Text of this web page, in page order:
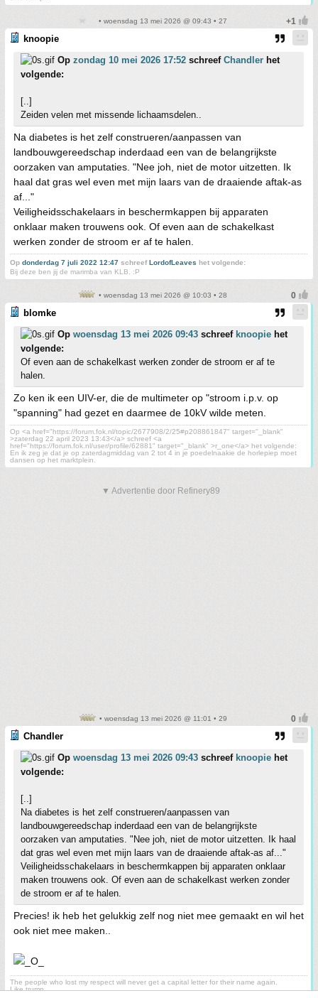
• woensdag 13 mei 2026 @ 09:43 • 27
knoopie
Op zondag 10 mei 2026 17:52 schreef Chandler het
volgende:
[..]
Zeiden velen met missende lichaamsdelen..
Na diabetes is het zelf construeren/aanpassen van
landbouwgereedschap inderdaad een van de belangrijkste
oorzaken van amputaties. "Nee joh, niet de motor uitzetten. Ik
haal dat gras wel even met mijn laars van de draaiende aftak-as
af..."
Veiligheidsschakelaars in beschermkappen bij apparaten
onklaar maken trouwens ook. Of even aan de schakelkast
werken zonder de stroom er af te halen.
Op donderdag 7 juli 2022 12:47 schreefLordofLeaves het volgende:
Bij deze ben jij de marimba van KLB. :P
• woensdag 13 mei 2026 @ 10:03 • 28
blomke
Op woensdag 13 mei 2026 09:43 schreef knoopie het
volgende:
Of even aan de schakelkast werken zonder de stroom er af te
halen.
Zo ken ik een UIV-er, die de multimeter op "stroom i.p.v. op
"spanning" had gezet en daarmee de 10kV wilde meten.
Op <a href="https://forum.fok.nl/topic/2677908/2/25#p208861847" target="_blank"
>zaterdag 22 april 2023 13:43</a> schreef <a
href="https://forum.fok.nl/user/profile/62881" target="_blank" >r_one</a> het volgende:
En ik zeg je dat je op zaterdagmiddag van 2 tot 4 in je poedelnaakie de horlepiep moet
dansen op het marktplein.
▼ Advertentie door Refinery89
• woensdag 13 mei 2026 @ 11:01 • 29
Chandler
Op woensdag 13 mei 2026 09:43 schreef knoopie het
volgende:
[..]
Na diabetes is het zelf construeren/aanpassen van
landbouwgereedschap inderdaad een van de belangrijkste
oorzaken van amputaties. "Nee joh, niet de motor uitzetten. Ik haal
dat gras wel even met mijn laars van de draaiende aftak-as af..."
Veiligheidsschakelaars in beschermkappen bij apparaten onklaar
maken trouwens ook. Of even aan de schakelkast werken zonder
de stroom er af te halen.
Precies! ik heb het gelukkig zelf nog niet mee gemaakt en wil het
ook niet mee maken..
The people who lost my respect will never get a capital letter for their name again.
Like trump...